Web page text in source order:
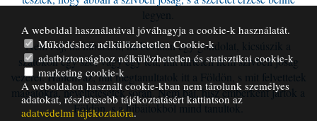
legyen.
Nem baj, ha hibáztok, ha bevillan egy gondolat, kicsúszik a
szátokon egy szó, vagy egy tett, mit hirtelen nem szívbéli jóság
vezérel. Hanem az, mit megtanultatok itt a Földön, s mit felvettetek
magatokra, neveltetésetek során. Nem baj, hisz emberként jártok a
Földön, s a hibáitokból mind tanultok.
A weboldal használatával jóváhagyja a cookie-k használatát.
Működéshez nélkülözhetetlen Cookie-k
adatbiztonsághoz nélkülözhetetlen és statisztikai cookie-k
marketing cookie-k
A weboldalon használt cookie-kban nem tárolunk személyes
adatokat, részletesebb tájékoztatásért kattintson az
adatvédelmi tájékoztatóra.